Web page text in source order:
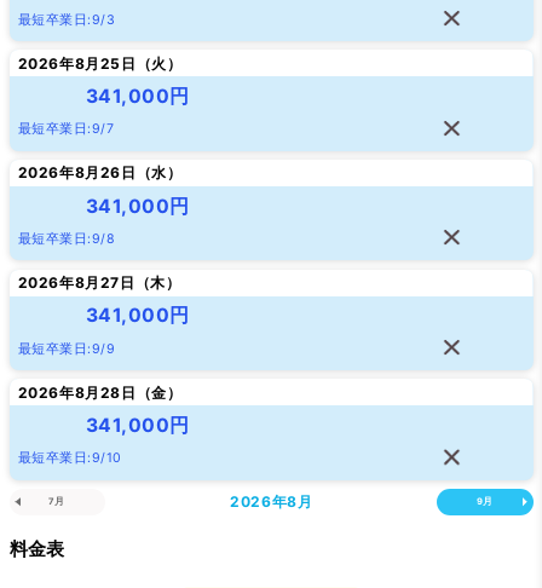
最短卒業日:9/3
2026年8月25日（火 ）
341,000円
最短卒業日:9/7
2026年8月26日（水 ）
341,000円
最短卒業日:9/8
2026年8月27日（木 ）
341,000円
最短卒業日:9/9
2026年8月28日（金 ）
341,000円
最短卒業日:9/10
7月 2026年8月 9月
料金表